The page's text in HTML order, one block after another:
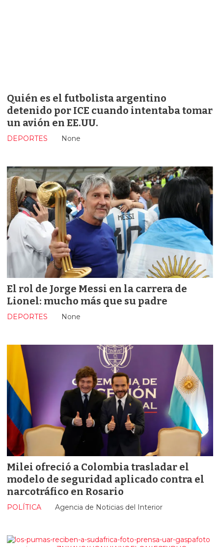
Quién es el futbolista argentino
detenido por ICE cuando intentaba tomar
un avión en EE.UU.
None
DEPORTES
El rol de Jorge Messi en la carrera de
Lionel: mucho más que su padre
None
DEPORTES
Milei ofreció a Colombia trasladar el
modelo de seguridad aplicado contra el
narcotráfico en Rosario
Agencia de Noticias del Interior
POLÍTICA